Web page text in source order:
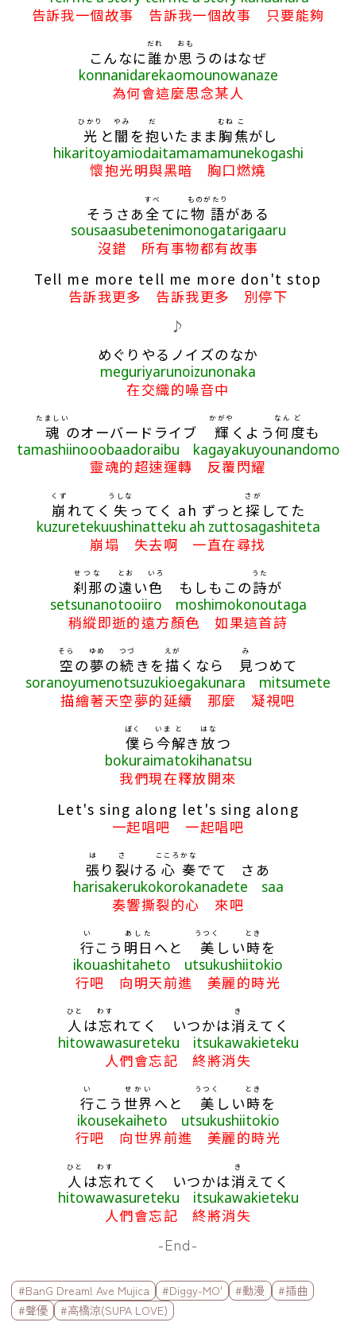
告訴我一個故事 告訴我一個故事 只要能夠
こんなに誰
だれ
か思
おも
うのはなぜ
konnanidarekaomounowanaze
為何會這麼思念某人
光
ひかり
と闇
やみ
を抱
だ
いたまま 胸
むね
焦
こ
がし
hikaritoyamiodaitamamamunekogashi
懷抱光明與黑暗 胸口燃燒
そうさあ全
すべ
てに物語
ものがたり
がある
sousaasubetenimonogatarigaaru
沒錯 所有事物都有故事
Tell me more tell me more don't stop
告訴我更多 告訴我更多 別停下
♪
めぐりやるノイズのなか
meguriyarunoizunonaka
在交織的噪音中
魂
たましい
のオーバードライブ 輝
かがや
くよう何
なん
度
ど
も
tamashiinooobaadoraibu kagayakuyounandomo
靈魂的超速運轉 反覆閃耀
崩
くず
れてく 失
うしな
ってく ah ずっと探
さが
してた
kuzuretekuushinatteku ah zuttosagashiteta
崩塌 失去啊 一直在尋找
刹那
せつな
の遠
とお
い色
いろ
もしもこの詩
うた
が
setsunanotooiiro moshimokonoutaga
稍縱即逝的遠方顏色 如果這首詩
空
そら
の夢
ゆめ
の続
つづ
きを描
えが
くなら 見
み
つめて
soranoyumenotsuzukioegakunara mitsumete
描繪著天空夢的延續 那麼 凝視吧
僕
ぼく
ら今
いま
解
と
き放
はな
つ
bokuraimatokihanatsu
我們現在釋放開來
Let's sing along let's sing along
一起唱吧 一起唱吧
張
は
り 裂
さ
ける 心
こころ
奏
かな
でて さあ
harisakerukokorokanadete saa
奏響撕裂的心 來吧
行
い
こう 明日
あした
へと 美
うつく
しい時
とき
を
ikouashitaheto utsukushiitokio
行吧 向明天前進 美麗的時光
人
ひと
は忘
わす
れてく いつかは消
き
えてく
hitowawasureteku itsukawakieteku
人們會忘記 終將消失
行
い
こう 世界
せかい
へと 美
うつく
しい時
とき
を
ikousekaiheto utsukushiitokio
行吧 向世界前進 美麗的時光
人
ひと
は忘
わす
れてく いつかは消
き
えてく
hitowawasureteku itsukawakieteku
人們會忘記 終將消失
-End-
標籤欄
#BanG Dream! Ave Mujica #Diggy-MO' #動漫
#插曲
#聲優
#高橋涼(SUPA LOVE)